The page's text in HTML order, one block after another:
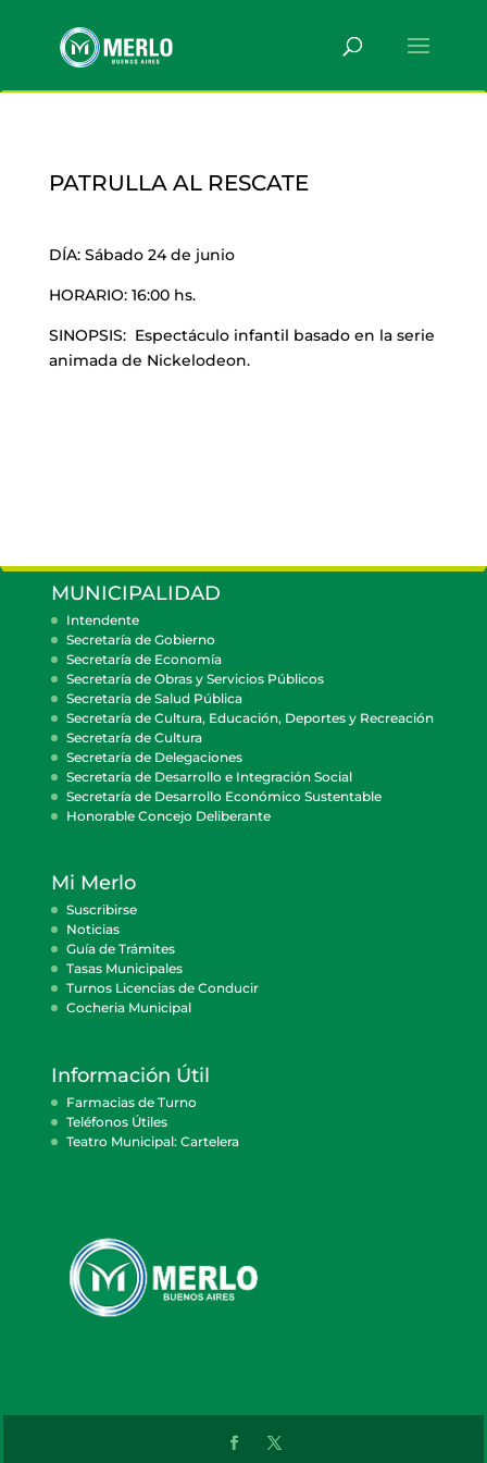
PATRULLA AL RESCATE
DÍA: Sábado 24 de junio
HORARIO: 16:00 hs.
SINOPSIS: Espectáculo infantil basado en la serie
animada de Nickelodeon.
MUNICIPALIDAD
Intendente
Secretaría de Gobierno
Secretaría de Economía
Secretaría de Obras y Servicios Públicos
Secretaría de Salud Pública
Secretaría de Cultura, Educación, Deportes y Recreación
Secretaría de Cultura
Secretaría de Delegaciones
Secretaría de Desarrollo e Integración Social
Secretaría de Desarrollo Económico Sustentable
Honorable Concejo Deliberante
Mi Merlo
Suscribirse
Noticias
Guía de Trámites
Tasas Municipales
Turnos Licencias de Conducir
Cocheria Municipal
Información Útil
Farmacias de Turno
Teléfonos Útiles
Teatro Municipal: Cartelera